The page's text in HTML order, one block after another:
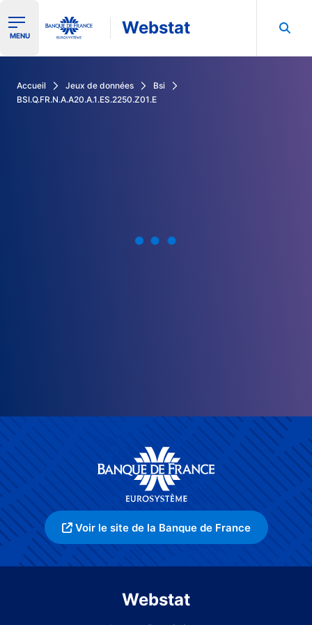
Ouvrir le menu de navigation
MENU Webstat
Accueil Jeux de données
Bsi
BSI.Q.FR.N.A.A20.A.1.ES.2250.Z01.E
Voir le site de la Banque de France
Webstat